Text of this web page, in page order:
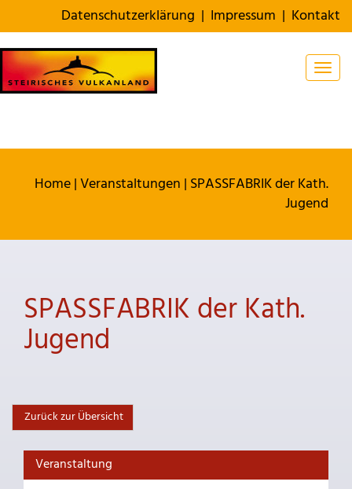
Datenschutzerklärung | Impressum | Kontakt
Home|Veranstaltungen | SPASSFABRIK der Kath.
Jugend
SPASSFABRIK der Kath.
Jugend
Zurück zur Übersicht
Veranstaltung